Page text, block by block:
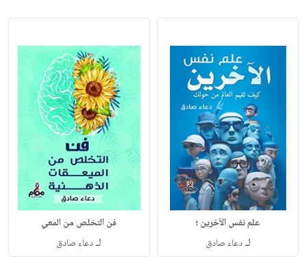
علم نفس الآخرين ؛
لـدعاء صادق
فن التخلص من المعي
لـدعاء صادق